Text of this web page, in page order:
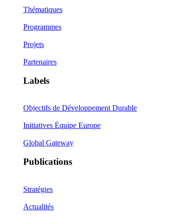
Thématiques
Programmes
Projets
Partenaires
Labels
Objectifs de Développement Durable
Initiatives Équipe Europe
Global Gateway
Publications
Stratégies
Actualités